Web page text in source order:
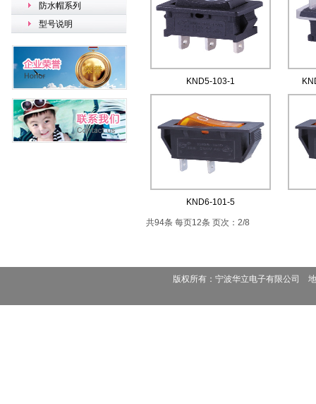
防水帽系列
型号说明
KND5-103-1
KND6-101-5
共94条 每页12条 页次：2/8
版权所有：宁波华立电子有限公司